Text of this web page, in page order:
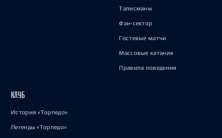
Талисманы
Фан-сектор
Гостевые матчи
Массовые катания
Правила поведения
КЛУБ
История «Торпедо»
Легенды «Торпедо»